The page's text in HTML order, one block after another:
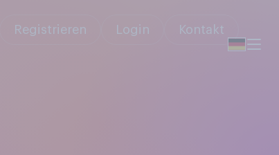
Registrieren Login Kontakt